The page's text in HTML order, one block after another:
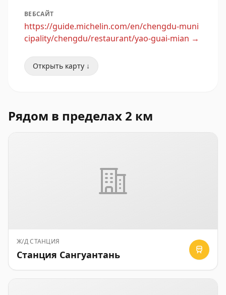
ВЕБСАЙТ
https://guide.michelin.com/en/chengdu-muni
cipality/chengdu/restaurant/yao-guai-mian →
Открыть карту ↓
Рядом в пределах 2 км
Ж/Д СТАНЦИЯ
Станция Сангуантань